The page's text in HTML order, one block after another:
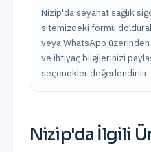
Nizip'da seyahat sağlık
sitemizdeki formu
veya WhatsApp
ve ihtiyaç bilgilerinizi
seçenekler değerlendirilir.
Nizip'da İlgili